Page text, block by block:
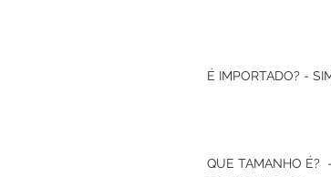
É IMPORTADO? -
QUE TAMANHO É?